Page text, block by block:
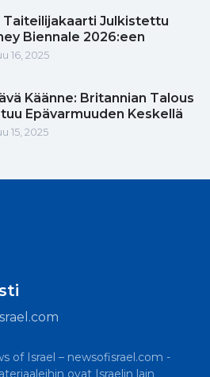
Taiteilijakaarti Julkistettu
Biennale 2026:een
16, 2025
Käänne: Britannian Talous
Epävarmuuden Keskellä
15, 2025
of Israel – newsofisrael.com -
ovat Israelin lain